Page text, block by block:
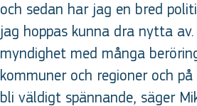
och sedan har jag en bred
jag hoppas kunna dra nytta
myndighet med många
kommuner och regioner och
bli väldigt spännande, säger